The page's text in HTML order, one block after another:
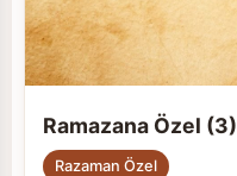
Ramazana Özel (3)
Razaman Özel